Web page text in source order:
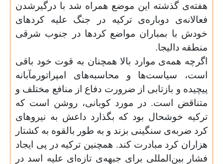
هفته‌ی گذشته این موضع همراه شد با درگیرشدن
فعالانه‌ی دوباره‌ی ترکیه در جنگ علیه کردهای
خودش با بمباران مواضع کردها در جنوب شرقی
منطقه دالیجا.
اگرچه همهی موارد بالا همچنان به قوت خود باقی
است، سیاستها و محاسبه‌های امپراتورمآبانه
پیچیده و بازتابی از ضرورت دفاع از منافع مختلف و
متناقض است. در مورد کوبانی، روشن است که
ترکیه خوشحال بود که بگذارد داعش به نیروهای
کرد ضربه‌ی سنگینی بزند و به طور بالقوه به کشتار
هزاران کرد مبادرت کند. همچنین ترکیه در پی ایجاد
فشار بین‌المللی برای جبهه‌ی تازه‌ای علیه اسد در